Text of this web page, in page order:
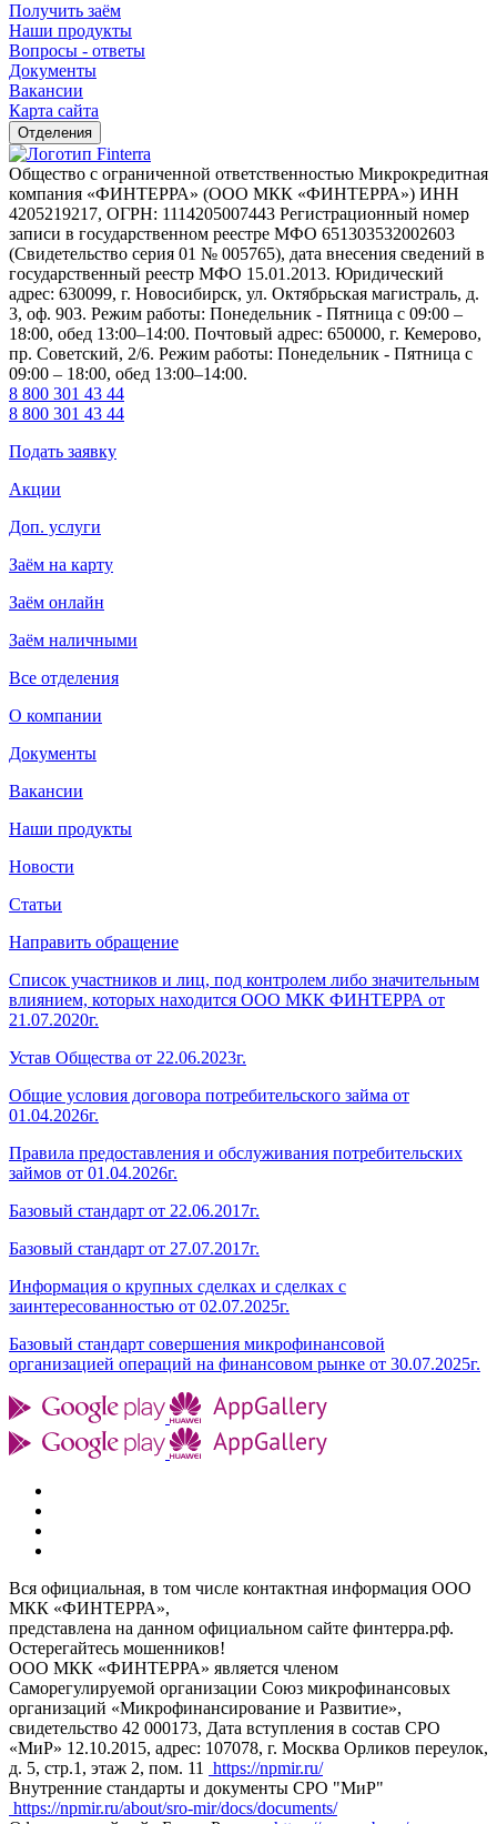
Получить заём
Наши продукты
Вопросы - ответы
Документы
Вакансии
Карта сайта
Отделения
Общество с ограниченной ответственностью Микрокредитная
компания «ФИНТЕРРА» (ООО МКК «ФИНТЕРРА») ИНН
4205219217, ОГРН: 1114205007443 Регистрационный номер
записи в государственном реестре МФО 651303532002603
(Свидетельство серия 01 № 005765), дата внесения сведений в
государственный реестр МФО 15.01.2013. Юридический
адрес: 630099, г. Новосибирск, ул. Октябрьская магистраль, д.
3, оф. 903. Режим работы: Понедельник - Пятница с 09:00 –
18:00, обед 13:00–14:00. Почтовый адрес: 650000, г. Кемерово,
пр. Советский, 2/6. Режим работы: Понедельник - Пятница с
09:00 – 18:00, обед 13:00–14:00.
8 800 301 43 44
8 800 301 43 44
Подать заявку
Акции
Доп. услуги
Заём на карту
Заём онлайн
Заём наличными
Все отделения
О компании
Документы
Вакансии
Наши продукты
Новости
Статьи
Направить обращение
Список участников и лиц, под контролем либо значительным
влиянием, которых находится ООО МКК ФИНТЕРРА от
21.07.2020г.
Устав Общества от 22.06.2023г.
Общие условия договора потребительского займа от
01.04.2026г.
Правила предоставления и обслуживания потребительских
займов от 01.04.2026г.
Базовый стандарт от 22.06.2017г.
Базовый стандарт от 27.07.2017г.
Информация о крупных сделках и сделках с
заинтересованностью от 02.07.2025г.
Базовый стандарт совершения микрофинансовой
организацией операций на финансовом рынке от 30.07.2025г.
Вся официальная, в том числе контактная информация ООО
МКК «ФИНТЕРРА»,
представлена на данном официальном сайте финтерра.рф.
Остерегайтесь мошенников!
ООО МКК «ФИНТЕРРА» является членом
Саморегулируемой организации Союз микрофинансовых
организаций «Микрофинансирование и Развитие»,
свидетельство 42 000173, Дата вступления в состав СРО
«МиР» 12.10.2015, адрес: 107078, г. Москва Орликов переулок,
д. 5, стр.1, этаж 2, пом. 11
https://npmir.ru/
Внутренние стандарты и документы СРО "МиР"
https://npmir.ru/about/sro-mir/docs/documents/